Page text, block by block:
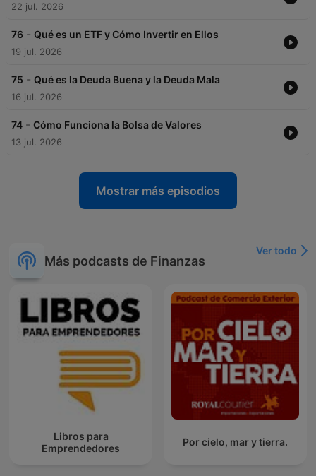
22 jul. 2026
76 - Qué es un ETF y Cómo Invertir en Ellos
19 jul. 2026
75 - Qué es la Deuda Buena y la Deuda Mala
16 jul. 2026
74 - Cómo Funciona la Bolsa de Valores
13 jul. 2026
Mostrar más episodios
Más podcasts de Finanzas
Ver todo
Libros para
Emprendedores
Por cielo, mar y tierra.